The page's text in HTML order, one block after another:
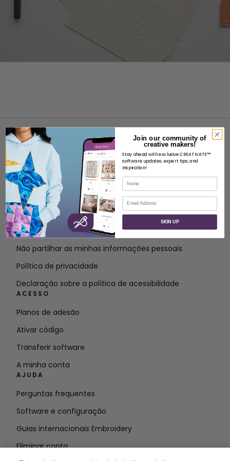
SOBRE
Sobre a SVP Worldwide
Contacto
Termos do serviço
Não partilhar as minhas informações pessoais
Política de privacidade
Declaração sobre a política de acessibilidade
ACESSO
Planos de adesão
Ativar código
Transferir software
A minha conta
AJUDA
Perguntas frequentes
Software e configuração
Guias internacionais Embroidery
Eliminar conta
Join our community of
creative makers!
Stay ahead with exclusive CREATIVATE™
software updates, expert tips, and
inspiration!
Nome
Correio eletrónico
SIGN UP